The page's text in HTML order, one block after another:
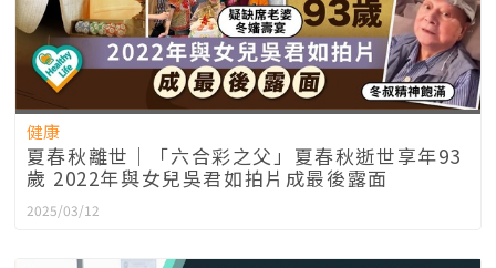
健康
夏春秋離世｜「六合彩之父」夏春秋逝世享年93
歲 2022年與女兒吳君如拍片成最後露面
2025/03/12